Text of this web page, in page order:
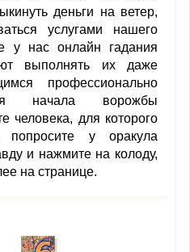
деньги на ветер,
услугами нашего
у нас онлайн гадания
выполнять их даже
профессионально
начала ворожбы
человека, для которого
попросите у оракула
и нажмите на колоду,
на странице.